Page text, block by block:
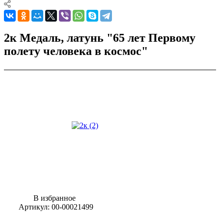
2к Медаль, латунь "65 лет Первому
полету человека в космос"
В избранное
Артикул: 00-00021499